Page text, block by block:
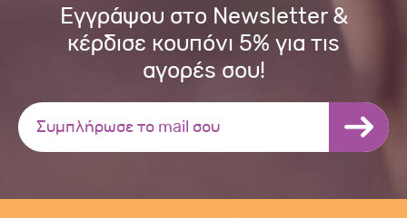
Εγγράψου στο Newsletter &
κέρδισε κουπόνι 5% για τις
αγορές σου!